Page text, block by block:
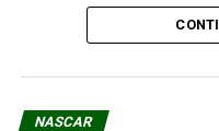
FOTO: NASCAR
NASCAR